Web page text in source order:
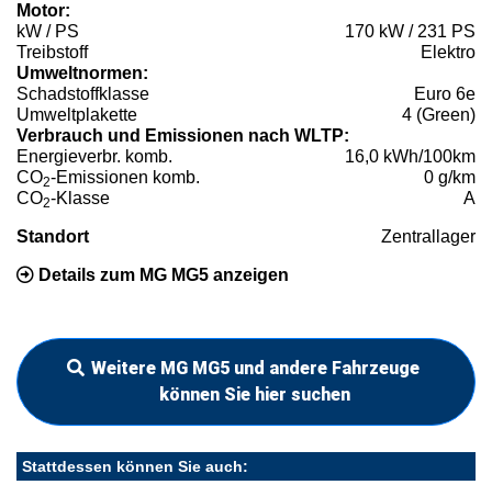
Motor:
kW / PS
170 kW / 231 PS
Treibstoff
Elektro
Umweltnormen:
Schadstoffklasse
Euro 6e
Umweltplakette
4 (Green)
Verbrauch und Emissionen nach WLTP:
Energieverbr. komb.
16,0 kWh/100km
CO2-Emissionen komb.
0 g/km
CO2-Klasse A
Standort Zentrallager
Details zum MG MG5 anzeigen
Weitere MG MG5 und andere Fahrzeuge
können Sie hier suchen
Stattdessen können Sie auch: